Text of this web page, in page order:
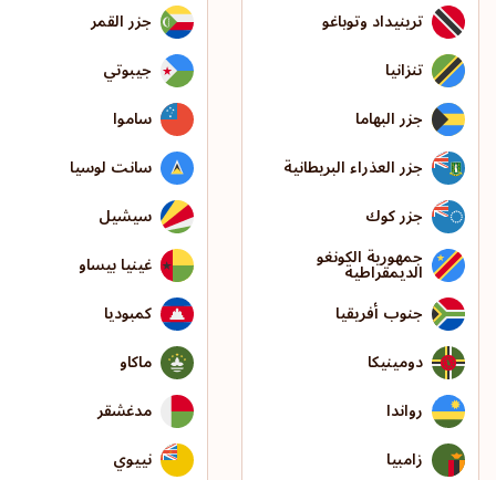
ترينيداد وتوباغو
تنزانيا
جزر البهاما
جزر العذراء البريطانية
جزر كوك
جمهورية الكونغو
الديمقراطية
جنوب أفريقيا
دومينيكا
رواندا
زامبيا
جزر القمر
جيبوتي
ساموا
سانت لوسيا
سيشيل
غينيا بيساو
كمبوديا
ماكاو
مدغشقر
نييوي